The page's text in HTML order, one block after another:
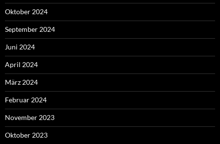
Oktober 2024
September 2024
Juni 2024
April 2024
März 2024
Februar 2024
November 2023
Oktober 2023